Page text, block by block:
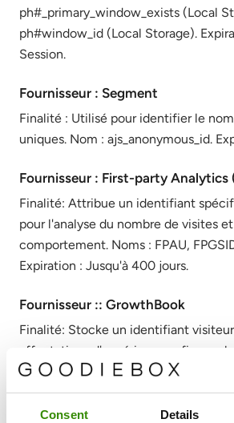
Consent Details
ph#_primary_window_exists (Local
ph#window_id (Local Storage).
Session.
Fournisseur : Segment
Finalité : Utilisé pour identifier le
uniques. Nom : ajs_anonymous_id.
Fournisseur : First-party Analytics
Finalité: Attribue un identifiant
pour l'analyse du nombre de visites
comportement. Noms : FPAU,
Expiration : Jusqu'à 400 jours.
Fournisseur :: GrowthBook
Finalité: Stocke un identifiant
affectations d'expériences afin que
restent cohérents d'une visite à
l'attribution checkout pour la mesure
Noms : gbuuid,